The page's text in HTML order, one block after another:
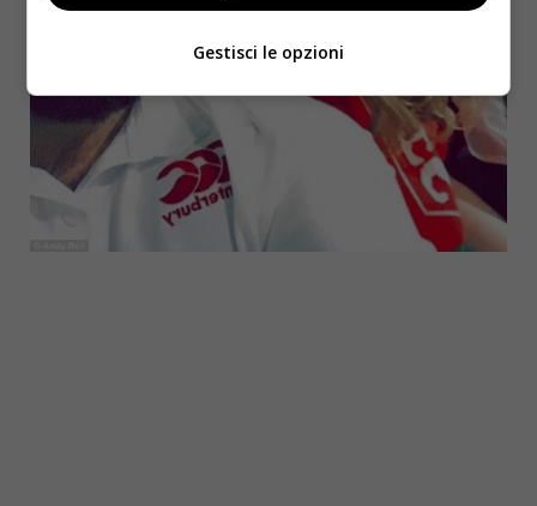
Gestisci le opzioni